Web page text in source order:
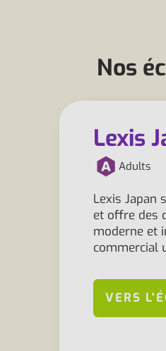
Nos
Lexis
Adults
Lexis Japan
et offre des
moderne et
commercial
VERS